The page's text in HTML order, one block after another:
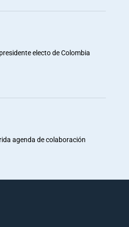
electo de Colombia
agenda de colaboración